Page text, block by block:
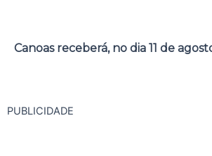
Canoas receberá, no dia 11 de
PUBLICIDADE